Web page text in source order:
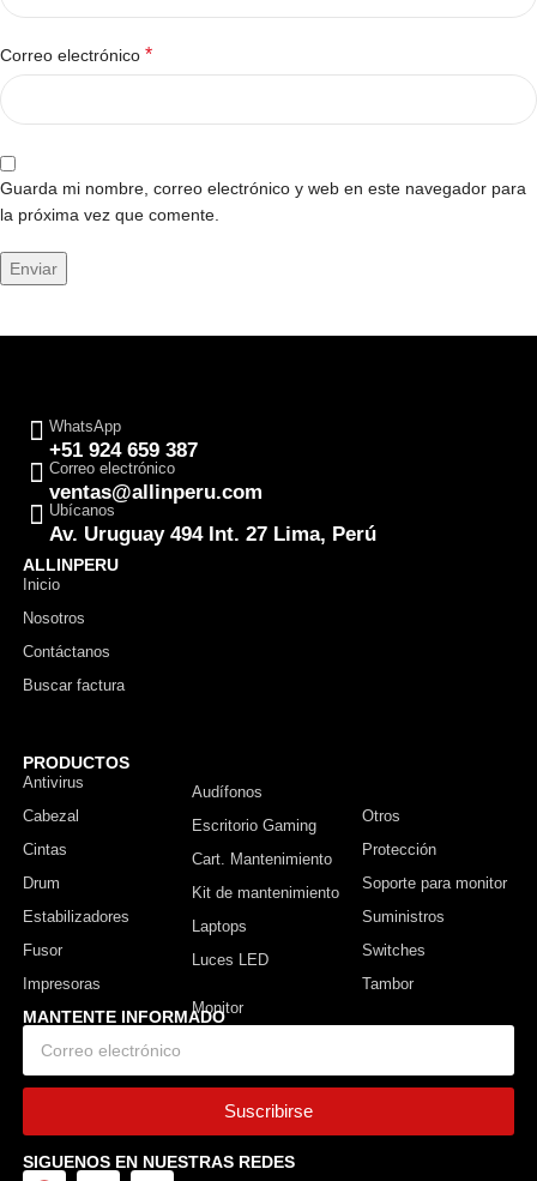
Correo electrónico *
Guarda mi nombre, correo electrónico y web en este navegador para
la próxima vez que comente.
WhatsApp
+51 924 659 387
Correo electrónico
ventas@allinperu.com
Ubícanos
Av. Uruguay 494 Int. 27 Lima, Perú
ALLINPERU
Inicio
Nosotros
Contáctanos
Buscar factura
PRODUCTOS
Antivirus
Cabezal
Cintas
Drum
Estabilizadores
Fusor
Impresoras
Audífonos
Escritorio Gaming
Cart. Mantenimiento
Kit de mantenimiento
Laptops
Luces LED
Otros
Protección
Soporte para monitor
Suministros
Switches
Tambor
MANTENTE INFORMADO
Suscribirse
SIGUENOS EN NUESTRAS REDES